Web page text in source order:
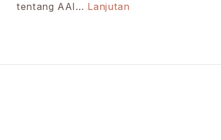
tentang AAI… Lanjutan
Prof.